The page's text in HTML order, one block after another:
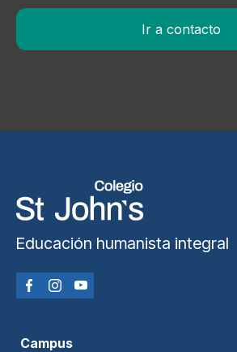
Ir a contacto
Educación humanista integral
Campus